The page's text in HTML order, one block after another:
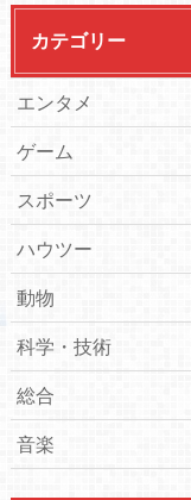
カテゴリー
エンタメ
ゲーム
スポーツ
ハウツー
動物
科学・技術
総合
音楽